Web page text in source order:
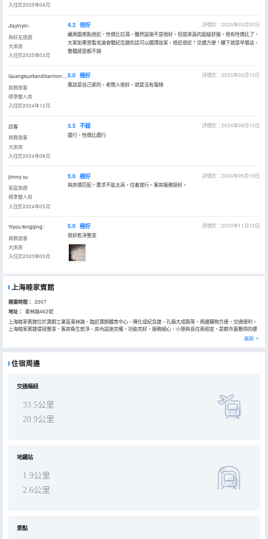
入住於2025年04月
Jiayinyin-
與好友旅遊
大床房
入住於2025年03月
4.2 很好
評價於：2025年03月30日
離周圍景點很近，性價比拉滿，雖然設施不是很好，但是床真的超級舒服，很有性價比了，
大家如果想看淞滬會戰紀念館的話可以選擇這家，很近很近！交通方便！樓下就是早餐店，
整體感受都不錯
商務旅客
標準雙人房
入住於2024年12月
5.0 極好
評價於：2025年02月15日
應該是自己家的，老闆人很好，就是沒有電梯
訪客
商務旅客
大床房
入住於2024年08月
3.5 不錯
評價於：2024年08月13日
還行，性價比還行
jimmy xu
家庭旅遊
標準雙人房
入住於2024年05月
5.0 極好
評價於：2024年05月19日
與房價匹配。要求不能太高，住着就行。客房服務挺好。
Yiyou:fengqing:
商務旅客
大床房
入住於2023年09月
5.0 極好
評價於：2023年11月12日
很好乾凈整潔
上海睦家賓館
開業時間： 2007
地址：
東林路462號
上海睦家賓館位於寶鋼工業區東林路，臨近寶鋼體育中心、陳化成紀念館、孔廟大成殿等，周邊購物方便，交通便利。
上海睦家賓館環境整潔，客房衞生乾淨，房內設施完備，功能完好，服務細心，小憩與長住兩相宜，是都市裏難得的棲
展開
住宿周邊
交通樞紐
33.5公里
20.9公里
地鐵站
1.9公里
2.6公里
景點